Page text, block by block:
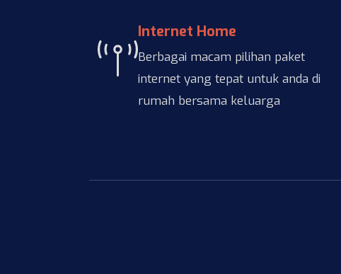
Internet Home
Berbagai macam pilihan paket
internet yang tepat untuk anda di
rumah bersama keluarga